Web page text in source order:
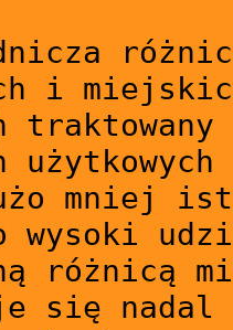
i
mniej
różnicą
się